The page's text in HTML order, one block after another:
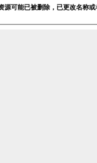
源可能已被删除，已更改名称或